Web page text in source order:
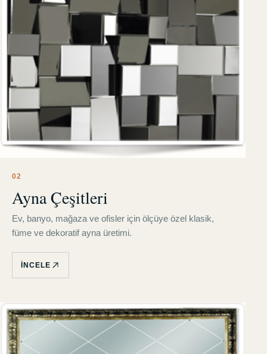
02
Ayna Çeşitleri
Ev, banyo, mağaza ve ofisler için ölçüye özel klasik,
füme ve dekoratif ayna üretimi.
İNCELE